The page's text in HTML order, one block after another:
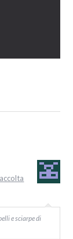
e sciarpe di